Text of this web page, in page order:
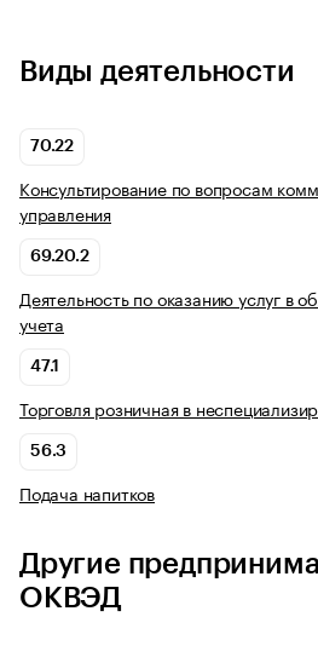
Виды деятельности
70.22
Консультирование по вопросам
управления
69.20.2
Деятельность по оказанию услуг в
учета
47.1
Торговля розничная в
56.3
Подача напитков
Другие
ОКВЭД